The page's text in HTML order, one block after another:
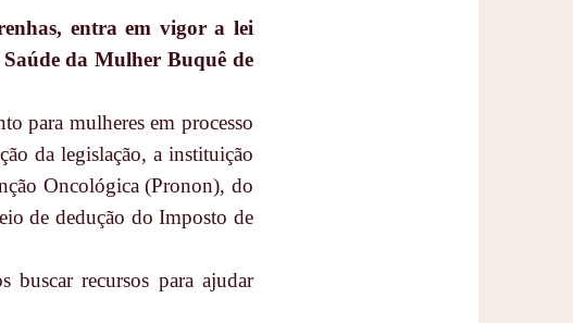
entra em vigor a lei
da Mulher Buquê de
para mulheres em processo
da legislação, a instituição
Oncológica (Pronon), do
de dedução do Imposto de
buscar recursos para ajudar